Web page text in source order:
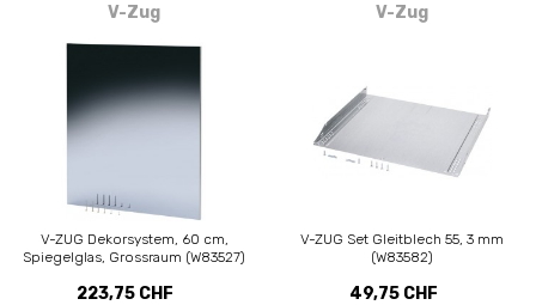
V-Zug
V-ZUG Dekorsystem, 60 cm,
Spiegelglas, Grossraum (W83527)
223,75 CHF
V-Zug
V-ZUG Set Gleitblech 55, 3 mm
(W83582)
49,75 CHF